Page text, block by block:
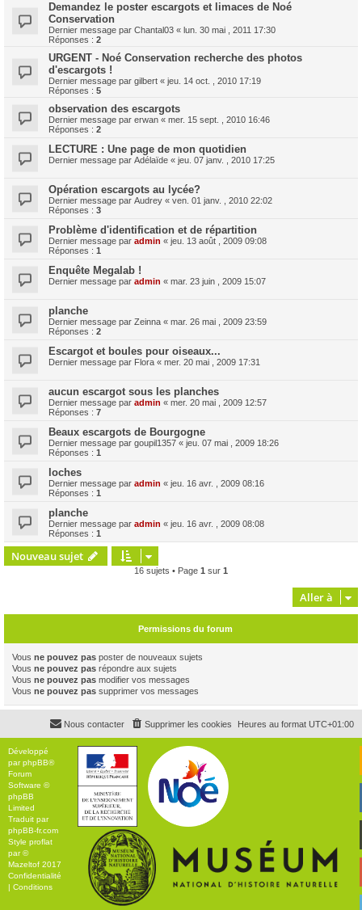
Demandez le poster escargots et limaces de Noé
Conservation
Dernier message par Chantal03 « lun. 30 mai , 2011 17:30
Réponses : 2
URGENT - Noé Conservation recherche des photos
d'escargots !
Dernier message par gilbert « jeu. 14 oct. , 2010 17:19
Réponses : 5
observation des escargots
Dernier message par erwan « mer. 15 sept. , 2010 16:46
Réponses : 2
LECTURE : Une page de mon quotidien
Dernier message par Adélaïde « jeu. 07 janv. , 2010 17:25
Opération escargots au lycée?
Dernier message par Audrey « ven. 01 janv. , 2010 22:02
Réponses : 3
Problème d'identification et de répartition
Dernier message par admin « jeu. 13 août , 2009 09:08
Réponses : 1
Enquête Megalab !
Dernier message par admin « mar. 23 juin , 2009 15:07
planche
Dernier message par Zeinna « mar. 26 mai , 2009 23:59
Réponses : 2
Escargot et boules pour oiseaux...
Dernier message par Flora « mer. 20 mai , 2009 17:31
aucun escargot sous les planches
Dernier message par admin « mer. 20 mai , 2009 12:57
Réponses : 7
Beaux escargots de Bourgogne
Dernier message par goupil1357 « jeu. 07 mai , 2009 18:26
Réponses : 1
loches
Dernier message par admin « jeu. 16 avr. , 2009 08:16
Réponses : 1
planche
Dernier message par admin « jeu. 16 avr. , 2009 08:08
Réponses : 1
Nouveau sujet
16 sujets • Page 1 sur 1
Aller à
Permissions du forum
Vous ne pouvez pas poster de nouveaux sujets
Vous ne pouvez pas répondre aux sujets
Vous ne pouvez pas modifier vos messages
Vous ne pouvez pas supprimer vos messages
Heures au format UTC+01:00
Supprimer les cookies
Nous contacter
Développé
parphpBB®
Forum
Software ©
phpBB
Limited
Traduit par
phpBB-fr.com
Style proflat
par ©
Mazeltof 2017
Confidentialité
| Conditions